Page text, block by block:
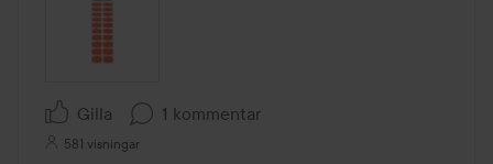
Gilla 1 kommentar
581 visningar